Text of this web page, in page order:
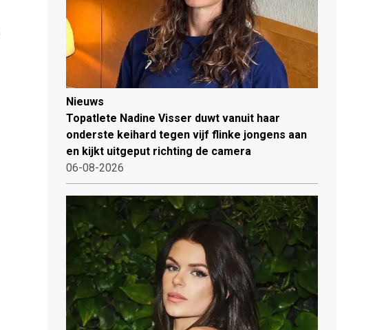
Nieuws
Topatlete Nadine Visser duwt vanuit haar
onderste keihard tegen vijf flinke jongens aan
en kijkt uitgeput richting de camera
06-08-2026